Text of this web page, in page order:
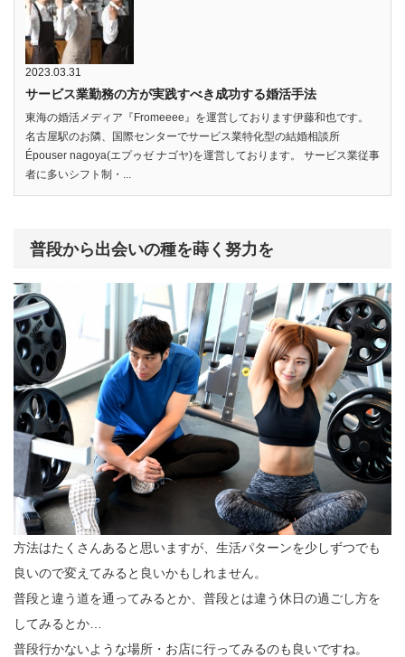
2023.03.31
サービス業勤務の方が実践すべき成功する婚活手法
東海の婚活メディア『Fromeeee』を運営しております伊藤和也です。
名古屋駅のお隣、国際センターでサービス業特化型の結婚相談所
Épouser nagoya(エプゥゼ ナゴヤ)を運営しております。 サービス業従事
者に多いシフト制・...
普段から出会いの種を蒔く努力を
方法はたくさんあると思いますが、生活パターンを少しずつでも
良いので変えてみると良いかもしれません。
普段と違う道を通ってみるとか、普段とは違う休日の過ごし方を
してみるとか…
普段行かないような場所・お店に行ってみるのも良いですね。